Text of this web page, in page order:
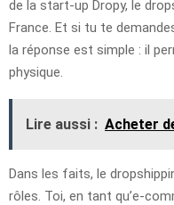
de la start-up Dropy, le
France. Et si tu te
la réponse est simple : il
physique.
Lire aussi : Acheter
Dans les faits, le
rôles. Toi, en tant qu’e-